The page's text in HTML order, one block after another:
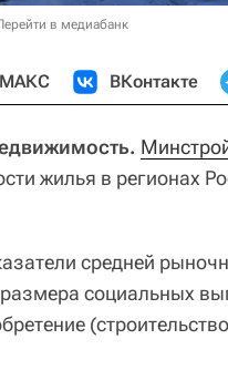
в медиабанк
МАКС ВКонтакте
жилья в регионах
средней
социальных